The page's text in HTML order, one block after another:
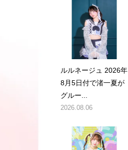
ルルネージュ 2026年
8月5日付で渚一夏が
グルー...
2026.08.06